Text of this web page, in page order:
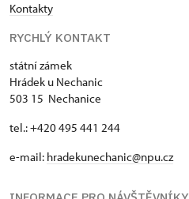
Kontakty
RYCHLÝ KONTAKT
státní zámek
Hrádek u Nechanic
503 15 Nechanice
tel.: +420 495 441 244
e-mail: hradekunechanic@npu.cz